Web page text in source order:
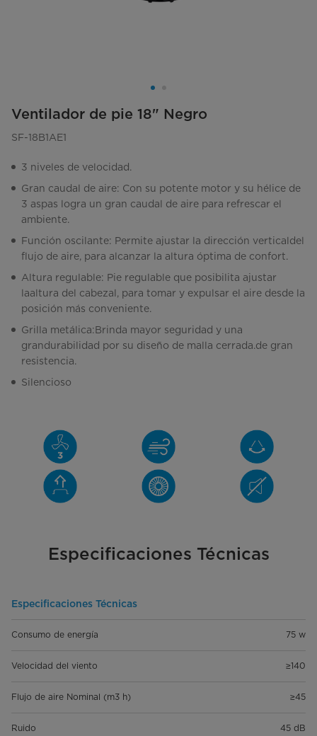
Ventilador de pie 18" Negro
SF-18B1AE1
3 niveles de velocidad.
Gran caudal de aire: Con su potente motor y su hélice de
3 aspas logra un gran caudal de aire para refrescar el
ambiente.
Función oscilante: Permite ajustar la dirección verticaldel
flujo de aire, para alcanzar la altura óptima de confort.
Altura regulable: Pie regulable que posibilita ajustar
laaltura del cabezal, para tomar y expulsar el aire desde la
posición más conveniente.
Grilla metálica:Brinda mayor seguridad y una
grandurabilidad por su diseño de malla cerrada.de gran
resistencia.
Silencioso
Especificaciones Técnicas
Especificaciones Técnicas
Consumo de energía 75 w
Velocidad del viento ≥140
Flujo de aire Nominal (m3 h) ≥45
Ruido 45 dB